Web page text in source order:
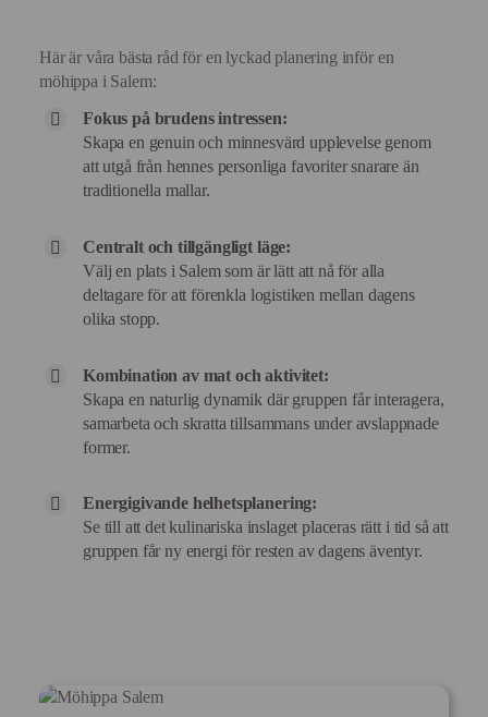
Här är våra bästa råd för en lyckad planering inför en
möhippa i Salem:
Fokus på brudens intressen:
Skapa en genuin och minnesvärd upplevelse genom
att utgå från hennes personliga favoriter snarare än
traditionella mallar.
Centralt och tillgängligt läge:
Välj en plats i Salem som är lätt att nå för alla
deltagare för att förenkla logistiken mellan dagens
olika stopp.
Kombination av mat och aktivitet:
Skapa en naturlig dynamik där gruppen får interagera,
samarbeta och skratta tillsammans under avslappnade
former.
Energigivande helhetsplanering:
Se till att det kulinariska inslaget placeras rätt i tid så att
gruppen får ny energi för resten av dagens äventyr.